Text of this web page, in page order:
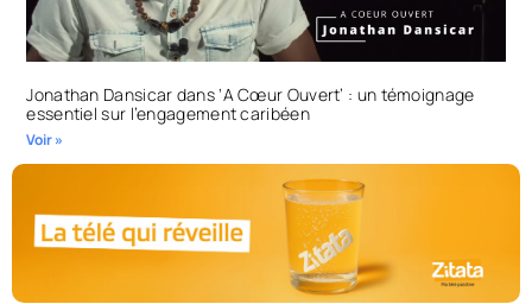
Jonathan Dansicar dans ‘A Cœur Ouvert’ : un témoignage
essentiel sur l’engagement caribéen
Voir »